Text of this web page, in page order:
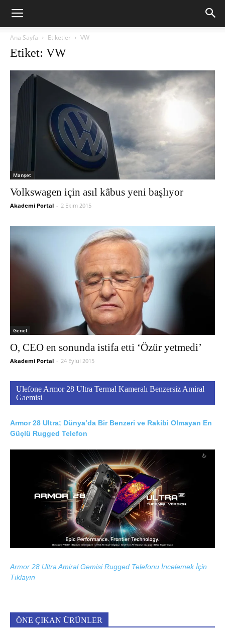
Ana Sayfa Etiketler VW
Etiket: VW
Manşet
Volkswagen için asıl kâbus yeni başlıyor
Akademi Portal - 2 Ekim 2015
Genel
O, CEO en sonunda istifa etti ‘Özür yetmedi’
Akademi Portal - 24 Eylül 2015
Ulefone Armor 28 Ultra Termal Kameralı Benzersiz Amiral
Gaemisi
Armor 28 Ultra; Dünya’da Bir Benzeri ve Rakibi Olmayan En
Güçlü Rugged Telefon
Armor 28 Ultra Amiral Gemisi Rugged Telefonu İncelemek İçin
Tıklayın
ÖNE ÇIKAN ÜRÜNLER